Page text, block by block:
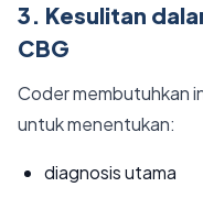
3. Kesulitan
CBG
Coder membutuhkan
untuk menentukan:
diagnosis utama